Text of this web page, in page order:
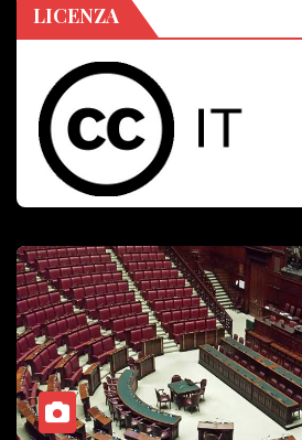
LICENZA